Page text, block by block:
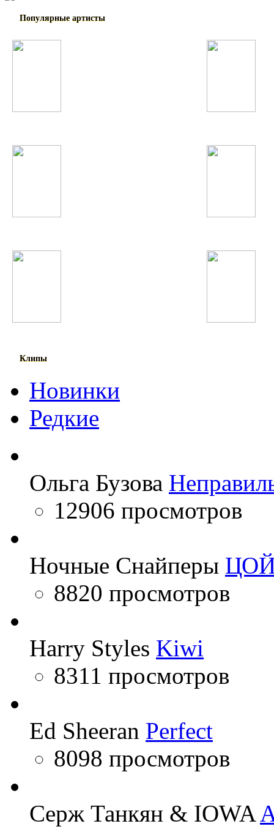
Популярные артисты
Клипы
Новинки
Редкие
Ольга Бузова
12906 просмотров
Ночные Снайперы
8820 просмотров
Harry Styles Kiwi
8311 просмотров
Ed Sheeran Perfect
8098 просмотров
Серж Танкян & IOWA